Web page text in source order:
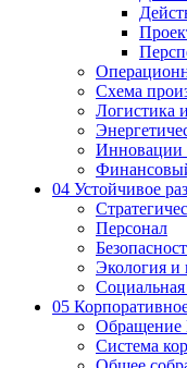
Схема
Логистика
Инновации
04 Устойчивое
Персонал
Экология и
05
Обращение
Система